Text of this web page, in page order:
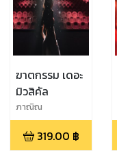
ฆาตกรรม เดอะ
มิวสิคัล
ภาณิณ
319.00 ฿